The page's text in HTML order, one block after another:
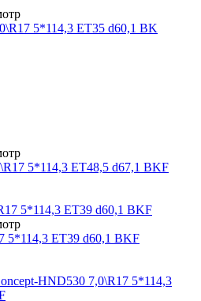
5*114,3 ET35 d60,1 BK
5*114,3 ET48,5 d67,1 BKF
5*114,3 ET39 d60,1 BKF